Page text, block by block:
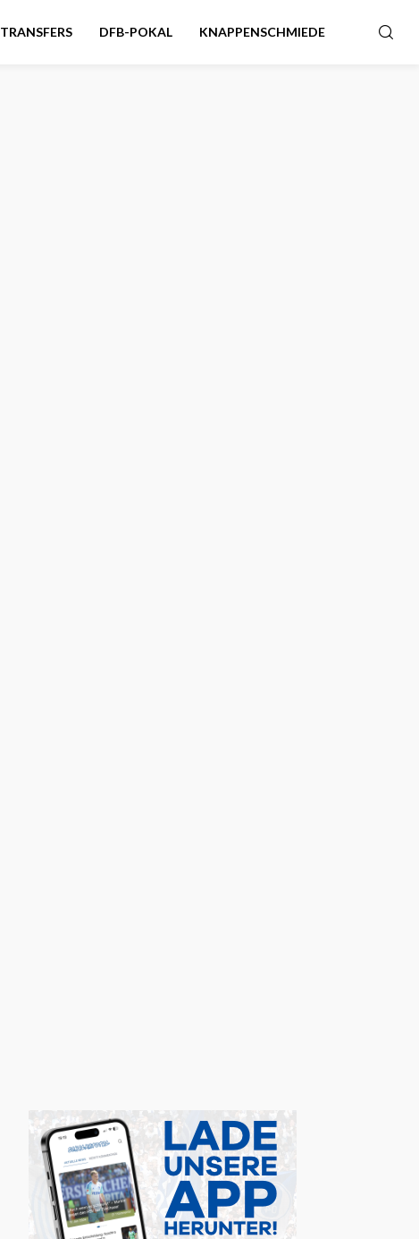
TRANSFERS DFB-POKAL KNAPPENSCHMIEDE